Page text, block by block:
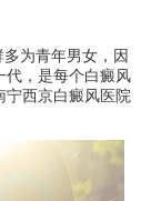
为青年男女，因
代，是每个白癜风
宁西京白癜风医院